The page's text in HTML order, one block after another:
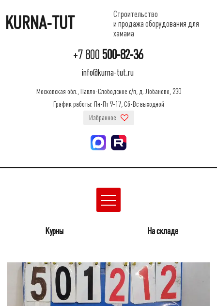
KURNA-TUT
Строительство
и продажа оборудования для
хамама
+7 800 500-82-36
info@kurna-tut.ru
Московская обл., Павло-Слободское с/п, д. Лобаново, 230
График работы: Пн-Пт 9-17, Сб-Вс выходной
Избранное
Курны На складе